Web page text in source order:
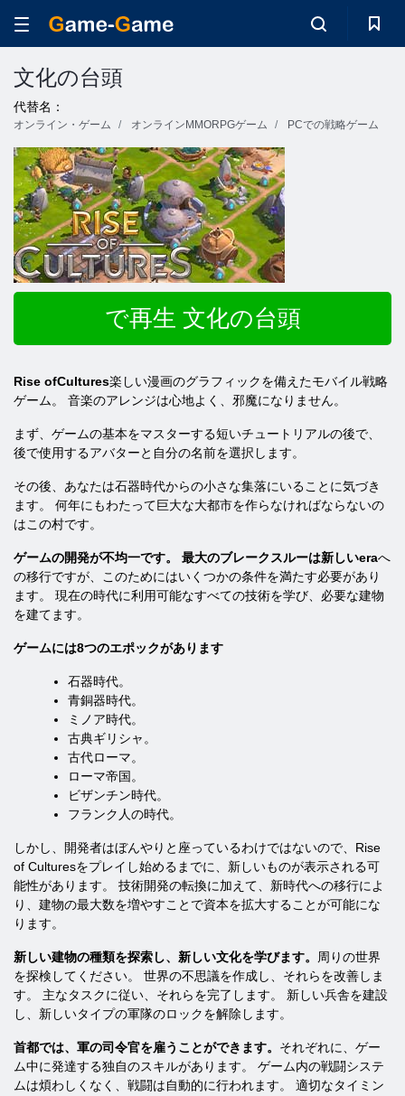
文化の台頭
代替名：
オンライン・ゲーム オンラインMMORPGゲーム PCでの戦略ゲーム
で再生 文化の台頭
Rise ofCultures楽しい漫画のグラフィックを備えたモバイル戦略
ゲーム。 音楽のアレンジは心地よく、邪魔になりません。
まず、ゲームの基本をマスターする短いチュートリアルの後で、
後で使用するアバターと自分の名前を選択します。
その後、あなたは石器時代からの小さな集落にいることに気づき
ます。 何年にもわたって巨大な大都市を作らなければならないの
はこの村です。
ゲームの開発が不均一です。 最大のブレークスルーは新しいeraへ
の移行ですが、このためにはいくつかの条件を満たす必要があり
ます。 現在の時代に利用可能なすべての技術を学び、必要な建物
を建てます。
ゲームには8つのエポックがあります
石器時代。
青銅器時代。
ミノア時代。
古典ギリシャ。
古代ローマ。
ローマ帝国。
ビザンチン時代。
フランク人の時代。
しかし、開発者はぼんやりと座っているわけではないので、Rise
of Culturesをプレイし始めるまでに、新しいものが表示される可
能性があります。 技術開発の転換に加えて、新時代への移行によ
り、建物の最大数を増やすことで資本を拡大することが可能にな
ります。
新しい建物の種類を探索し、新しい文化を学びます。
周りの世界
を探検してください。 世界の不思議を作成し、それらを改善しま
す。 主なタスクに従い、それらを完了します。 新しい兵舎を建設
し、新しいタイプの軍隊のロックを解除します。
首都では、軍の司令官を雇うことができます。 それぞれに、ゲー
ム中に発達する独自のスキルがあります。 ゲーム内の戦闘システ
ムは煩わしくなく、戦闘は自動的に行われます。 適切なタイミン